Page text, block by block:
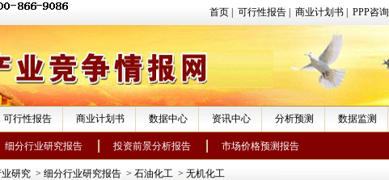
首页 可行性报告 商业计划书 PPP咨询
可行性报告 商业计划书 数据中心 资讯中心 分析预测 数据监测
细分行业研究报告 投资前景分析报告 市场价格预测报告
研究 > 细分行业研究报告 > 石油化工 > 无机化工